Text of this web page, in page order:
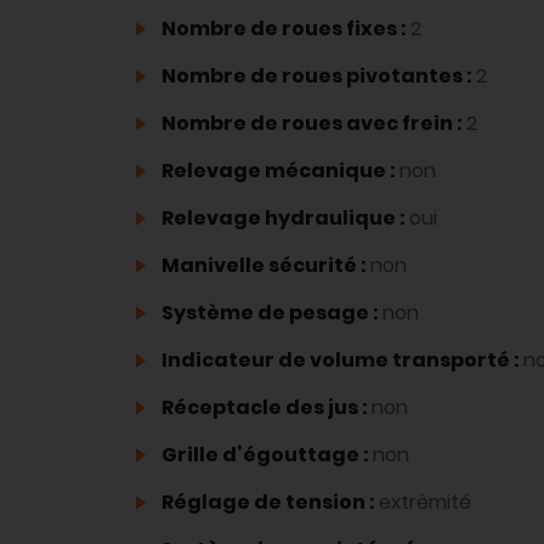
Nombre de roues fixes : 2
Nombre de roues pivotantes : 2
Nombre de roues avec frein : 2
Relevage mécanique : non
Relevage hydraulique : oui
Manivelle sécurité : non
Système de pesage : non
Indicateur de volume transporté :
Réceptacle des jus : non
Grille d’égouttage : non
Réglage de tension : extrêmité